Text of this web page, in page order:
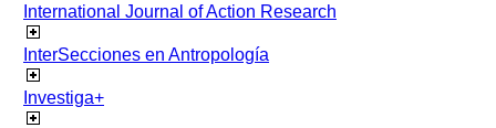
International Journal of Action Research
InterSecciones en Antropología
Investiga+